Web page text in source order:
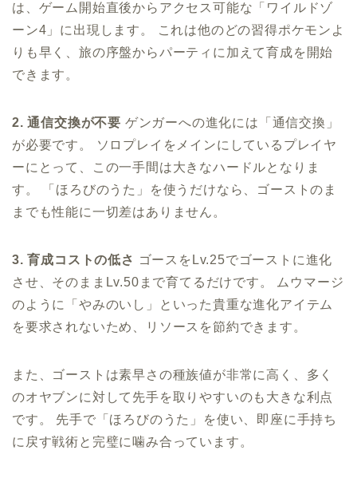
は、ゲーム開始直後からアクセス可能な「ワイルドゾ
ーン4」に出現します。 これは他のどの習得ポケモンよ
りも早く、旅の序盤からパーティに加えて育成を開始
できます。
2. 通信交換が不要 ゲンガーへの進化には「通信交換」
が必要です。 ソロプレイをメインにしているプレイヤ
ーにとって、この一手間は大きなハードルとなりま
す。 「ほろびのうた」を使うだけなら、ゴーストのま
までも性能に一切差はありません。
3. 育成コストの低さ ゴースをLv.25でゴーストに進化
させ、そのままLv.50まで育てるだけです。 ムウマージ
のように「やみのいし」といった貴重な進化アイテム
を要求されないため、リソースを節約できます。
また、ゴーストは素早さの種族値が非常に高く、多く
のオヤブンに対して先手を取りやすいのも大きな利点
です。 先手で「ほろびのうた」を使い、即座に手持ち
に戻す戦術と完璧に噛み合っています。